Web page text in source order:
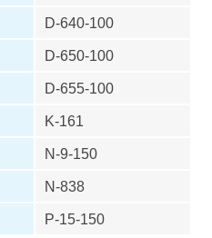
D-640-100
D-650-100
D-655-100
K-161
N-9-150
N-838
P-15-150